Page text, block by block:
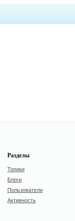
Разделы
Топики
Блоги
Пользователи
Активность